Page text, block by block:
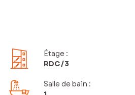
Étage :
RDC/3
Salle de bain :